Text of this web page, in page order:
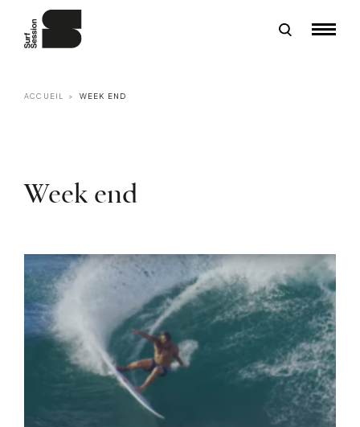
ACCUEIL WEEK END
Week end